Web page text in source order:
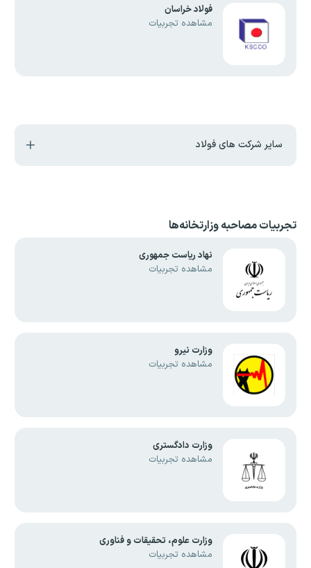
فولاد خراسان
مشاهده تجربیات
سایر شرکت های فولاد
تجربیات مصاحبهوزارتخانه‌ها
نهاد ریاست جمهوری
مشاهده تجربیات
وزارت نیرو
مشاهده تجربیات
وزارت دادگستری
مشاهده تجربیات
وزارت علوم، تحقیقات و فناوری
مشاهده تجربیات